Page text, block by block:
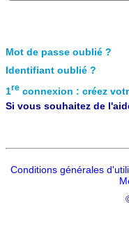
Mot de passe oublié ?
Identifiant oublié ?
1re connexion : créez
Si vous souhaitez de
Conditions générales